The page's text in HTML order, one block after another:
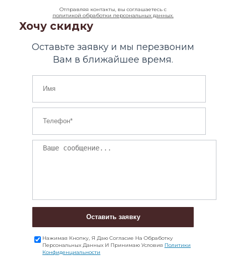
Отправляя контакты, вы соглашаетесь с
политикой обработки персональных данных.
Хочу скидку
Оставьте заявку и мы перезвоним
Вам в ближайшее время.
Оставить заявку
Нажимая Кнопку, Я Даю Согласие На Обработку
Персональных Данных И Принимаю Условия Политики
Конфиденциальности